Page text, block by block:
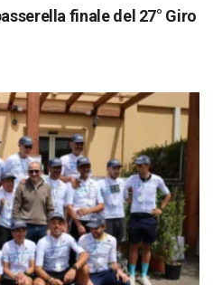
finale del 27° Giro